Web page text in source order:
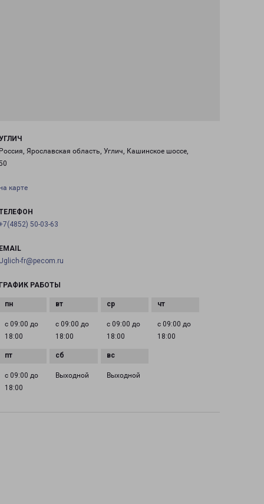
Ярославская область, Углич, Кашинское шоссе,
карте
50-03-63
fr@pecom.ru
РАБОТЫ
с 09:00 до
18:00
с 09:00 до
18:00
с 09:00 до
18:00
с 09:00 до
18:00
с 09:00 до
18:00
Выходной Выходной